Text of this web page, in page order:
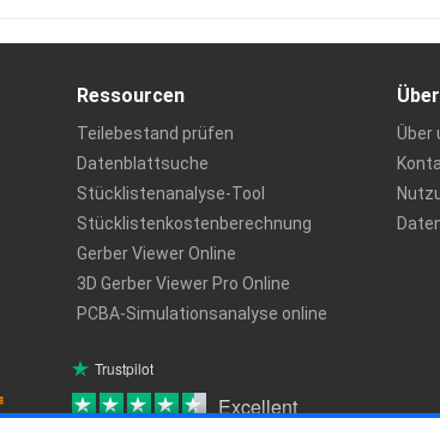
Ressourcen
Teilebestand prüfen
Datenblattsuche
Stücklistenanalyse-Tool
Stücklistenkostenberechnung
Gerber Viewer Online
3D Gerber Viewer Pro Online
PCBA-Simulationsanalyse online
Über
Trustpilot
Excellent